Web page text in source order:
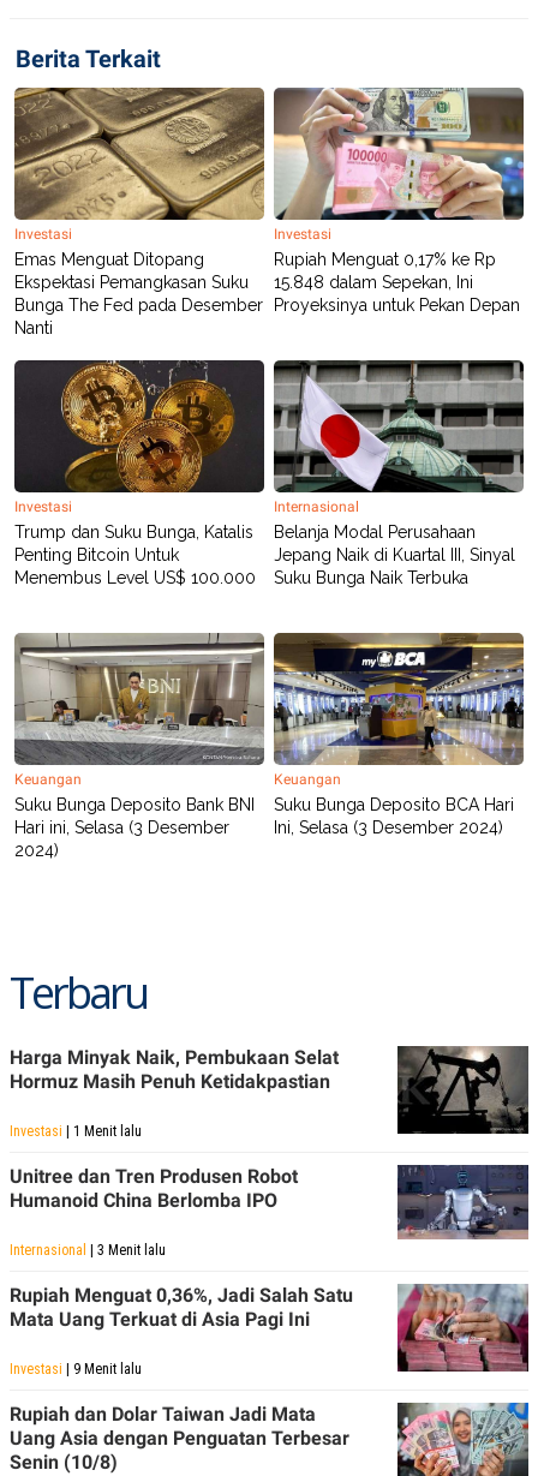
Berita Terkait
Investasi
Emas Menguat Ditopang
Ekspektasi Pemangkasan Suku
Bunga The Fed pada Desember
Nanti
Investasi
Rupiah Menguat 0,17% ke Rp
15.848 dalam Sepekan, Ini
Proyeksinya untuk Pekan Depan
Investasi
Trump dan Suku Bunga, Katalis
Penting Bitcoin Untuk
Menembus Level US$ 100.000
Internasional
Belanja Modal Perusahaan
Jepang Naik di Kuartal III, Sinyal
Suku Bunga Naik Terbuka
Keuangan
Suku Bunga Deposito Bank BNI
Hari ini, Selasa (3 Desember
2024)
Keuangan
Suku Bunga Deposito BCA Hari
Ini, Selasa (3 Desember 2024)
Terbaru
Harga Minyak Naik, Pembukaan Selat
Hormuz Masih Penuh Ketidakpastian
Investasi | 1 Menit lalu
Unitree dan Tren Produsen Robot
Humanoid China Berlomba IPO
Internasional | 3 Menit lalu
Rupiah Menguat 0,36%, Jadi Salah Satu
Mata Uang Terkuat di Asia Pagi Ini
Investasi | 9 Menit lalu
Rupiah dan Dolar Taiwan Jadi Mata
Uang Asia dengan Penguatan Terbesar
Senin (10/8)